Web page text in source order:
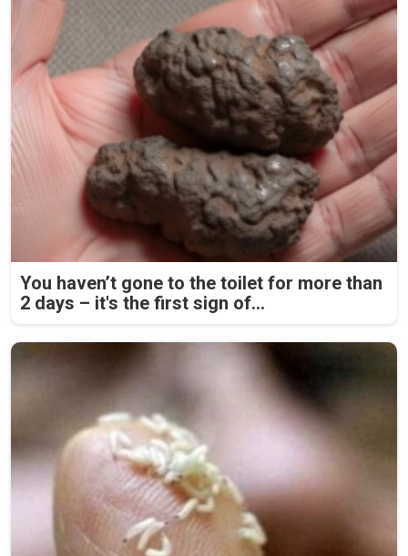
You haven’t gone to the toilet for more than
2 days – it's the first sign of...